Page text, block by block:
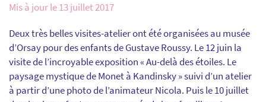
Mis à jour le 13 juillet 2017
Deux très belles visites-atelier ont été organisées au musée
d’Orsay pour des enfants de Gustave Roussy. Le 12 juin la
visite de l’incroyable exposition « Au-delà des étoiles. Le
paysage mystique de Monet à Kandinsky » suivi d’un atelier
à partir d’une photo de l’animateur Nicola. Puis le 10 juillet